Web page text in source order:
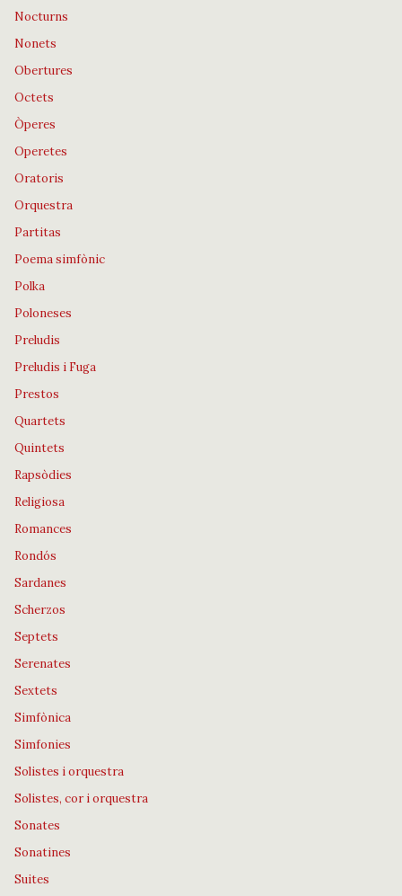
Nocturns
Nonets
Obertures
Octets
Òperes
Operetes
Oratoris
Orquestra
Partitas
Poema simfònic
Polka
Poloneses
Preludis
Preludis i Fuga
Prestos
Quartets
Quintets
Rapsòdies
Religiosa
Romances
Rondós
Sardanes
Scherzos
Septets
Serenates
Sextets
Simfònica
Simfonies
Solistes i orquestra
Solistes, cor i orquestra
Sonates
Sonatines
Suites